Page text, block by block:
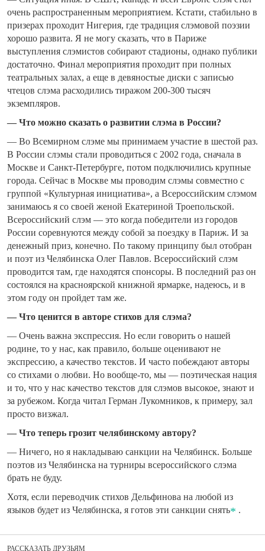
очень распространенным мероприятием. Кстати, стабильно в
призерах проходит Нигерия, где традиция слэмовой поэзии
хорошо развита. Я не могу сказать, что в Париже
выступления слэмистов собирают стадионы, однако публики
достаточно. Финал мероприятия проходит при полных
театральных залах, а еще в девяностые диски с записью
чтецов слэма расходились тиражом 200-300 тысяч
экземпляров.
— Что можно сказать о развитии слэма в России?
— Во Всемирном слэме мы принимаем участие в шестой раз.
В России слэмы стали проводиться с 2002 года, сначала в
Москве и Санкт-Петербурге, потом подключились крупные
города. Сейчас в Москве мы проводим слэмы совместно с
группой «Культурная инициатива», а Всероссийским слэмом
занимаюсь я со своей женой Екатериной Троепольской.
Всероссийский слэм — это когда победители из городов
России соревнуются между собой за поездку в Париж. И за
денежный приз, конечно. По такому принципу был отобран
и поэт из Челябинска Олег Павлов. Всероссийский слэм
проводится там, где находятся спонсоры. В последний раз он
состоялся на красноярской книжной ярмарке, надеюсь, и в
этом году он пройдет там же.
— Что ценится в авторе стихов для слэма?
— Очень важна экспрессия. Но если говорить о нашей
родине, то у нас, как правило, больше оценивают не
экспрессию, а качество текстов. И часто побеждают авторы
со стихами о любви. Но вообще-то, мы — поэтическая нация
и то, что у нас качество текстов для слэмов высокое, знают и
за рубежом. Когда читал Герман Лукомников, к примеру, зал
просто визжал.
— Что теперь грозит челябинскому автору?
— Ничего, но я накладываю санкции на Челябинск. Больше
поэтов из Челябинска на турниры всероссийского слэма
брать не буду.
Хотя, если переводчик стихов Дельфинова на любой из
языков будет из Челябинска, я готов эти санкции снять
.
РАССКАЗАТЬ ДРУЗЬЯМ